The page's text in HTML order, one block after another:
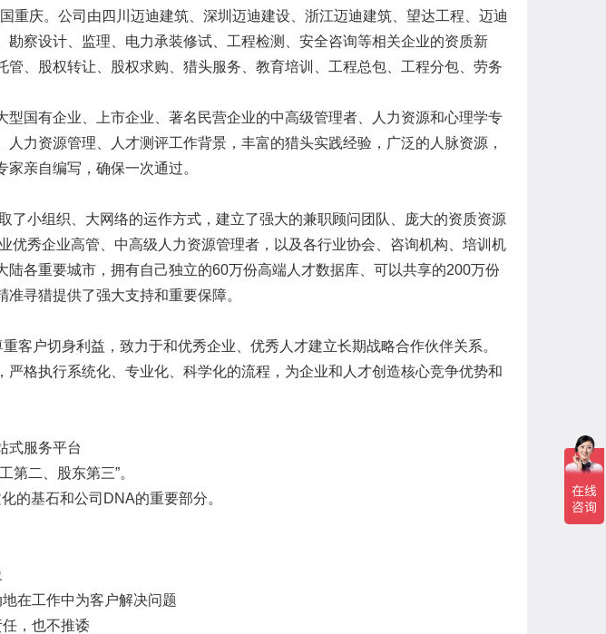
重庆。公司由四川迈迪建筑、深圳迈迪建设、浙江迈迪建筑、望达工程、迈迪
勘察设计、监理、电力承装修试、工程检测、安全咨询等相关企业的资质新
管、股权转让、股权求购、猎头服务、教育培训、工程总包、工程分包、劳务
国有企业、上市企业、著名民营企业的中高级管理者、人力资源和心理学专
力资源管理、人才测评工作背景，丰富的猎头实践经验，广泛的人脉资源，
亲自编写，确保一次通过。
小组织、大网络的运作方式，建立了强大的兼职顾问团队、庞大的资质资源
优秀企业高管、中高级人力资源管理者，以及各行业协会、咨询机构、培训机
陆各重要城市，拥有自己独立的60万份高端人才数据库、可以共享的200万份
寻猎提供了强大支持和重要保障。
客户切身利益，致力于和优秀企业、优秀人才建立长期战略合作伙伴关系。
严格执行系统化、专业化、科学化的流程，为企业和人才创造核心竞争优势和
式服务平台
第二、股东第三”。
的基石和公司DNA的重要部分。
在工作中为客户解决问题
，也不推诿